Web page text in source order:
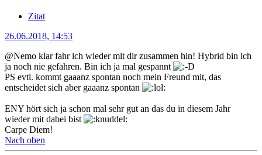
Zitat
26.06.2018, 14:53
@Nemo klar fahr ich wieder mit dir zusammen hin! Hybrid bin ich
ja noch nie gefahren. Bin ich ja mal gespannt
PS evtl. kommt gaaanz spontan noch mein Freund mit, das
entscheidet sich aber gaaanz spontan
ENY hört sich ja schon mal sehr gut an das du in diesem Jahr
wieder mit dabei bist
Carpe Diem!
Nach oben